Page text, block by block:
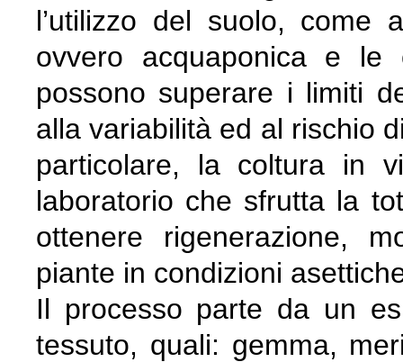
l’utilizzo del suolo, come
ovvero acquaponica e le
possono superare i limiti
alla variabilità ed al rischio
particolare, la coltura in
laboratorio che sfrutta la
ottenere rigenerazione,
piante in condizioni
Il processo parte da un
tessuto, quali: gemma,